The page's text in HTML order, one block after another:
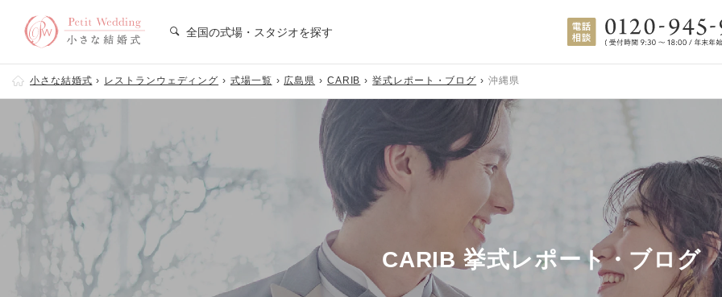
全国の式場・スタジオを探す
小さな結婚式 レストランウェディング 式場一覧 広島県 CARIB 挙式レポート・ブログ 沖縄県
CARIB 挙式レポート・ブログ